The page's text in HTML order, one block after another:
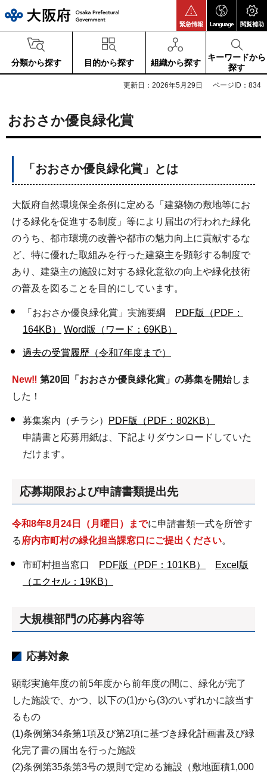
緊急情報 Language 閲覧補助
分類から探す 目的から探す 組織から探す
キーワードから
探す
更新日：2026年5月29日 ページID：834
おおさか優良緑化賞
「おおさか優良緑化賞」とは
大阪府自然環境保全条例に定める「建築物の敷地等にお
ける緑化を促進する制度」等により届出の行われた緑化
のうち、都市環境の改善や都市の魅力向上に貢献するな
ど、特に優れた取組みを行った建築主を顕彰する制度で
あり、建築主の施設に対する緑化意欲の向上や緑化技術
の普及を図ることを目的にしています。
「おおさか優良緑化賞」実施要綱
PDF版（PDF：
164KB）
Word版（ワード：69KB）
過去の受賞履歴（令和7年度まで）
New‼ 第20回「おおさか優良緑化賞」の募集を開始しま
した！
募集案内（チラシ）
PDF版（PDF：802KB）
申請書と応募用紙は、下記よりダウンロードしていた
だけます。
応募期限および申請書類提出先
令和8年8月24日（月曜日）までに申請書類一式を所管す
る 府内市町村の緑化担当課窓口にご提出ください。
市町村担当窓口 PDF版（PDF：101KB）
Excel版
（エクセル：19KB）
大規模部門の応募内容等
応募対象
顕彰実施年度の前5年度から前年度の間に、緑化が完了
した施設で、かつ、以下の(1)から(3)のいずれかに該当す
るもの
(1)条例第34条第1項及び第2項に基づき緑化計画書及び緑
化完了書の届出を行った施設
(2)条例第35条第3号の規則で定める施設（敷地面積1,000